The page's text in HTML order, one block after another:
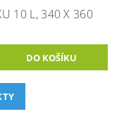
10 L, 340 X 360